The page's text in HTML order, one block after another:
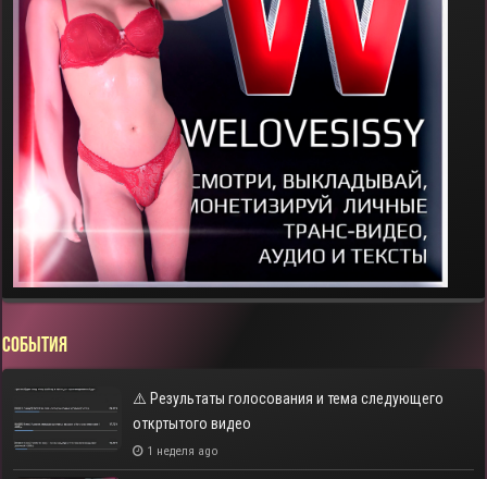
СОБЫТИЯ
⚠️ Результаты голосования и тема следующего
откртытого видео
1 неделя ago